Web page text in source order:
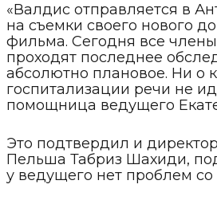
«Валдис отправляется в
на съемки своего нового
фильма. Сегодня все
проходят последнее
абсолютно плановое. Ни о
госпитализации речи не
помощница ведущего
Это подтвердил и
Пельша Табриз Шахиди,
у ведущего нет проблем со